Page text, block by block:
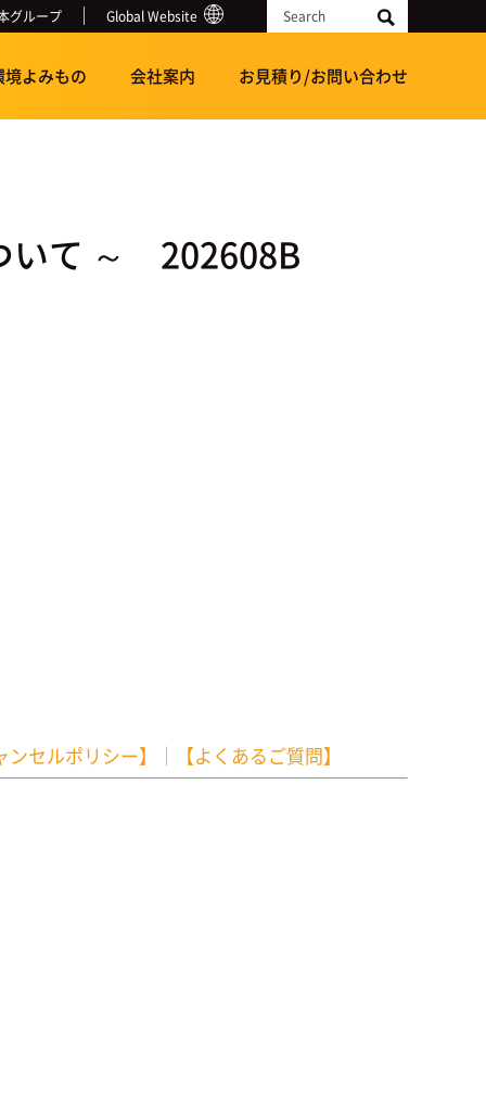
グループ Global Website Search
境よみもの 会社案内 お見積り/お問い合わせ
いて ～ 202608B
ンセルポリシー】 ｜ 【よくあるご質問】